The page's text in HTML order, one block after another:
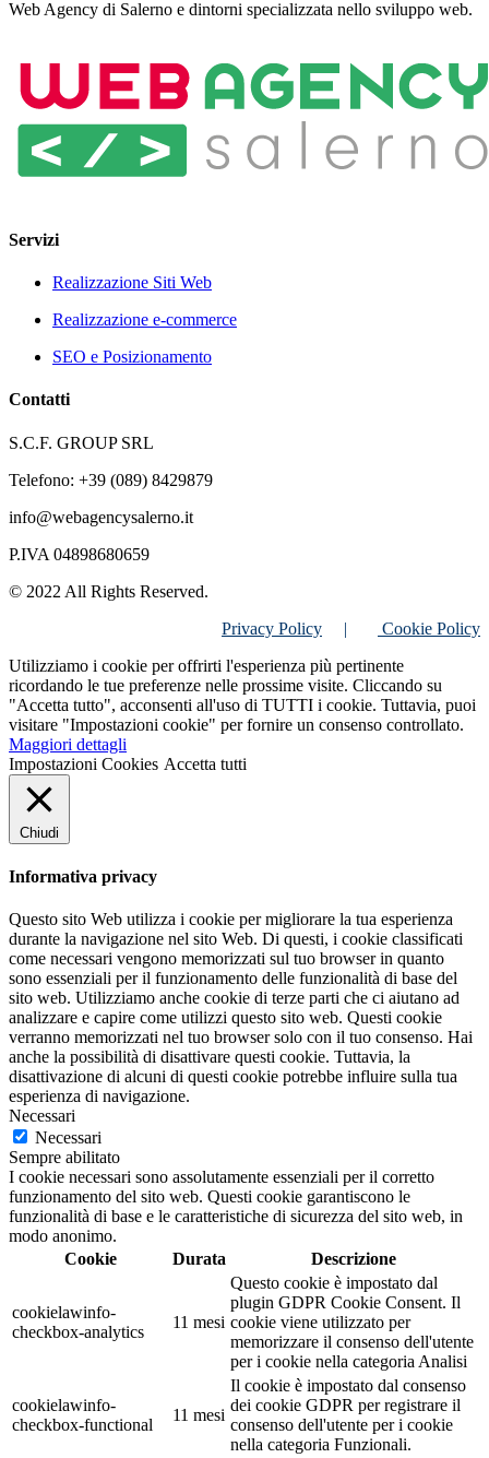
Web Agency di Salerno e dintorni specializzata nello sviluppo web.
Servizi
Realizzazione Siti Web
Realizzazione e-commerce
SEO e Posizionamento
Contatti
S.C.F. GROUP SRL
Telefono: +39 (089) 8429879
info@webagencysalerno.it
P.IVA 04898680659
© 2022 All Rights Reserved.
Privacy Policy |
Cookie Policy
Utilizziamo i cookie per offrirti l'esperienza più pertinente
ricordando le tue preferenze nelle prossime visite. Cliccando su
"Accetta tutto", acconsenti all'uso di TUTTI i cookie. Tuttavia, puoi
visitare "Impostazioni cookie" per fornire un consenso controllato.
Maggiori dettagli
Impostazioni Cookies Accetta tutti
Chiudi
Informativa privacy
Questo sito Web utilizza i cookie per migliorare la tua esperienza
durante la navigazione nel sito Web. Di questi, i cookie classificati
come necessari vengono memorizzati sul tuo browser in quanto
sono essenziali per il funzionamento delle funzionalità di base del
sito web. Utilizziamo anche cookie di terze parti che ci aiutano ad
analizzare e capire come utilizzi questo sito web. Questi cookie
verranno memorizzati nel tuo browser solo con il tuo consenso. Hai
anche la possibilità di disattivare questi cookie. Tuttavia, la
disattivazione di alcuni di questi cookie potrebbe influire sulla tua
esperienza di navigazione.
Necessari
Necessari
Sempre abilitato
I cookie necessari sono assolutamente essenziali per il corretto
funzionamento del sito web. Questi cookie garantiscono le
funzionalità di base e le caratteristiche di sicurezza del sito web, in
modo anonimo.
Cookie
Durata Descrizione
cookielawinfo-
checkbox-analytics
11 mesi
Questo cookie è impostato dal
plugin GDPR Cookie Consent. Il
cookie viene utilizzato per
memorizzare il consenso dell'utente
per i cookie nella categoria Analisi
cookielawinfo-
checkbox-functional
11 mesi
Il cookie è impostato dal consenso
dei cookie GDPR per registrare il
consenso dell'utente per i cookie
nella categoria Funzionali.